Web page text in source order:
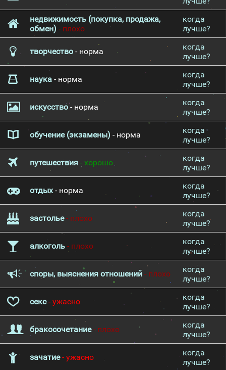
недвижимость (покупка, продажа,
обмен) - плохо
когда
лучше?
творчество - норма
когда
лучше?
наука - норма
когда
лучше?
искусство- норма
когда
лучше?
обучение (экзамены) - норма
когда
лучше?
путешествия - хорошо
когда
лучше?
отдых- норма
когда
лучше?
застолье- плохо
когда
лучше?
алкоголь - плохо
когда
лучше?
споры, выяснения отношений- плохо
когда
лучше?
секс- ужасно
когда
лучше?
бракосочетание- плохо
когда
лучше?
зачатие- ужасно
когда
лучше?